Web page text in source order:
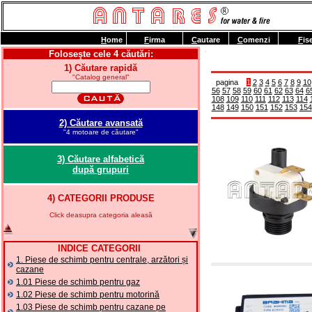
Foloseşte cele 4 căutări:
1) Căutare rapidă
"Catalog general"
2) Căutare avansată
"4 motoare de căutare"
3) Căutare alfabetică
după grupuri
4) CATEGORII PRODUSE
Click deasupra categoria aleasă
INDICE CATEGORII
1. Piese de schimb pentru centrale, arzători și
cazane
1.01 Piese de schimb pentru gaz
1.02 Piese de schimb pentru motorină
1.03 Piese de schimb pentru cazane pe
pagina 1 2 3 4 5 6 7 8 9 10
56 57 58 59 60 61 62 63 64
108 109 110 111 112 113 114
148 149 150 151 152 153 154
Home Firma Cautare Comenzi F